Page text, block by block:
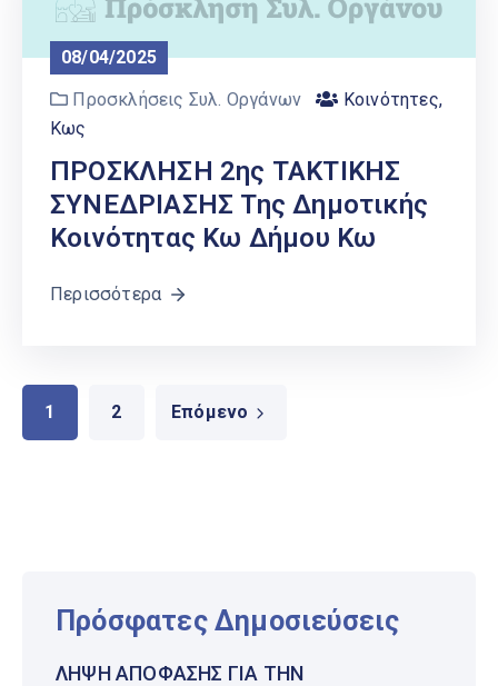
08/04/2025
Προσκλήσεις Συλ. Οργάνων
Κοινότητες,
Κως
ΠΡΟΣΚΛΗΣΗ 2ης ΤΑΚΤΙΚΗΣ
ΣΥΝΕΔΡΙΑΣΗΣ Της Δημοτικής
Κοινότητας Κω Δήμου Κω
Περισσότερα
1 2 Επόμενο
Πρόσφατες Δημοσιεύσεις
ΛΉΨΗ ΑΠΌΦΑΣΗΣ ΓΙΑ ΤΗΝ